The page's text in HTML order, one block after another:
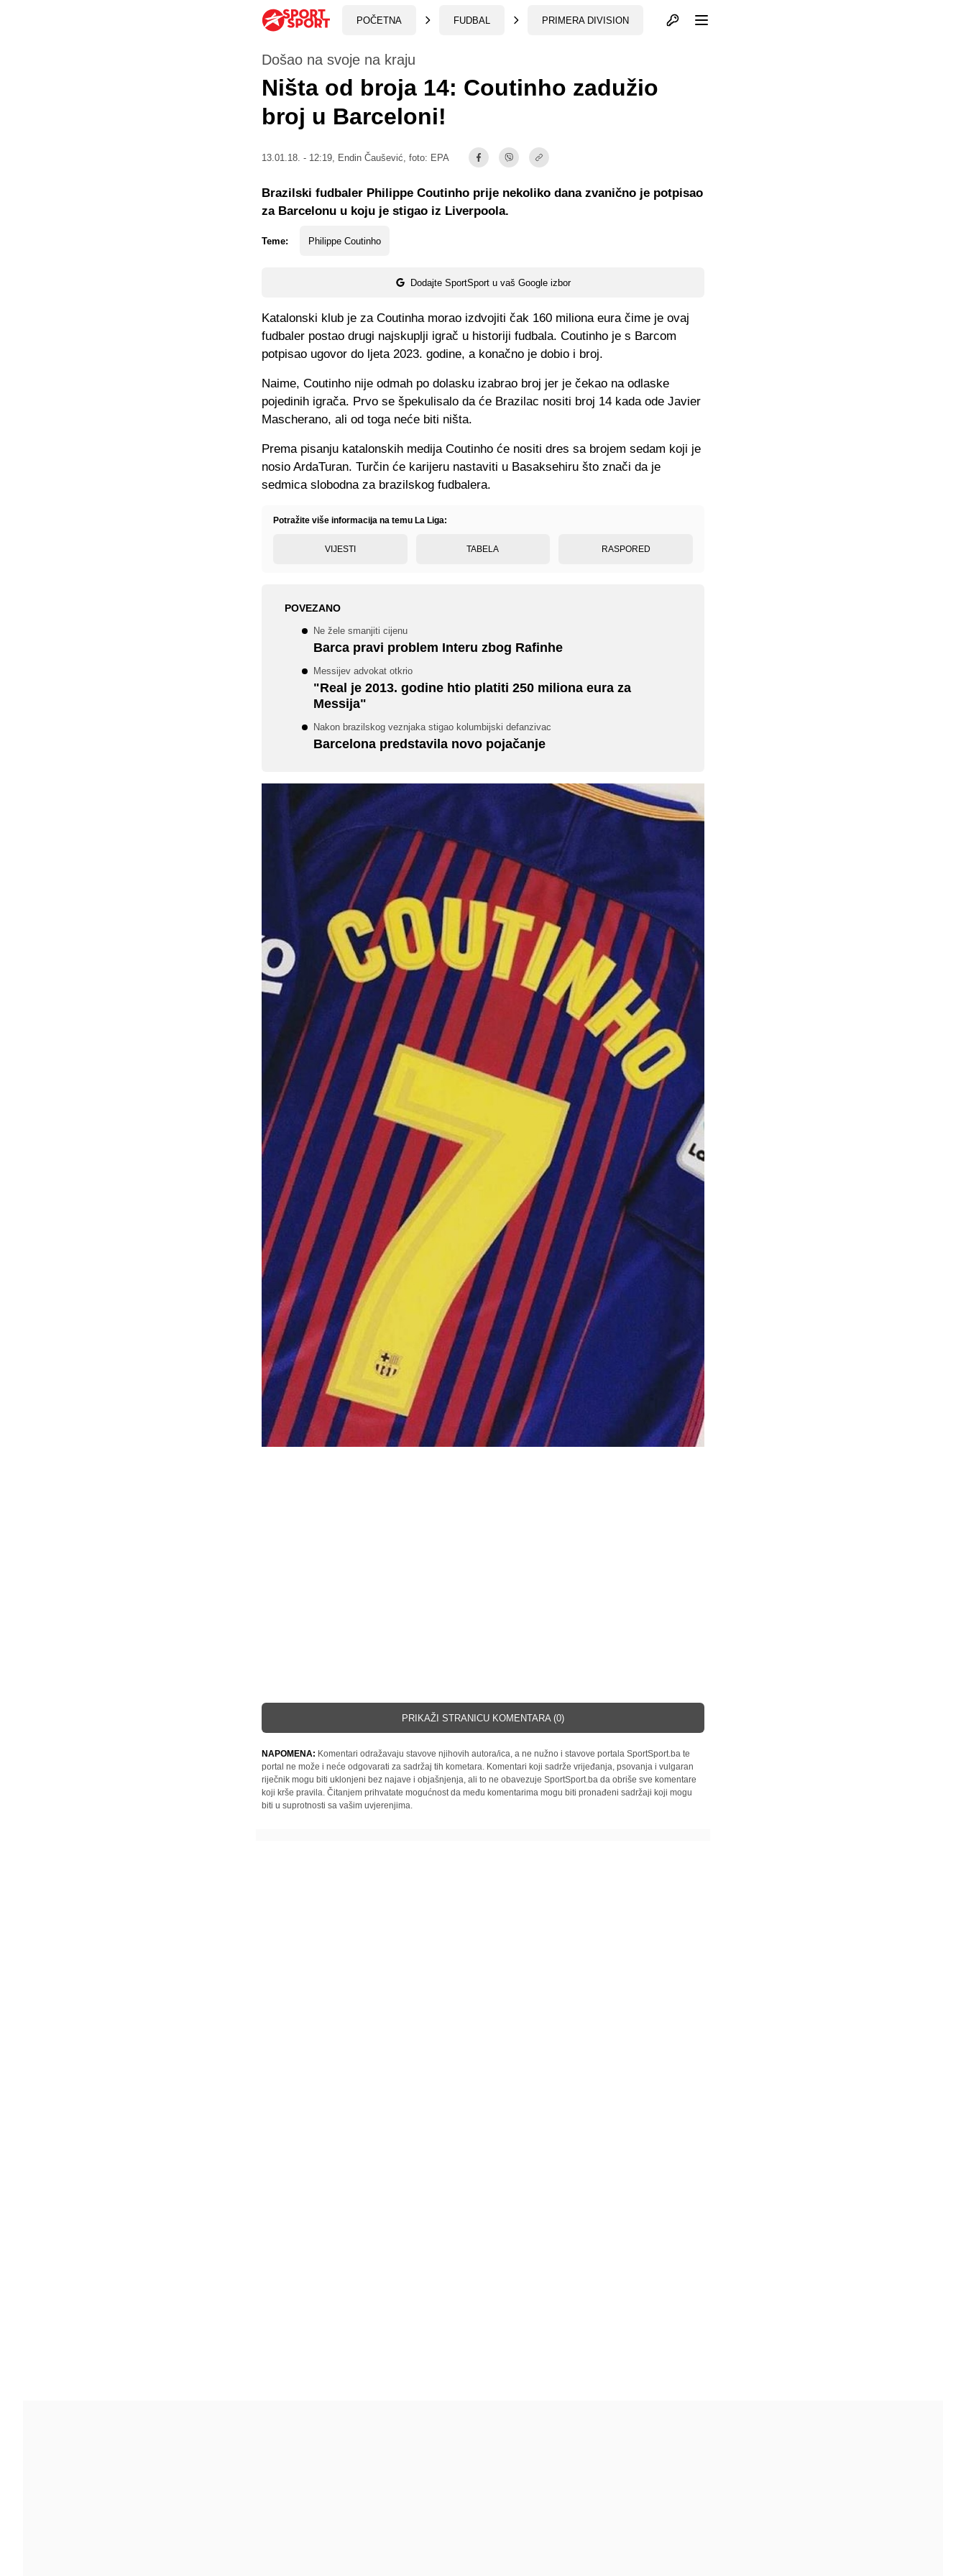
POČETNA FUDBAL PRIMERA DIVISION Otvori profil
Došao na svoje na kraju
Ništa od broja 14: Coutinho zadužio
broj u Barceloni!
13.01.18. - 12:19, Endin Čaušević , foto: EPA
Teme: Philippe Coutinho
Dodajte SportSport u vaš Google izbor
Brazilski fudbaler Philippe Coutinho prije nekoliko dana zvanično je potpisao
za Barcelonu u koju je stigao iz Liverpoola.
Katalonski klub je za Coutinha morao izdvojiti čak 160 miliona eura čime je ovaj
fudbaler postao drugi najskuplji igrač u historiji fudbala. Coutinho je s Barcom
potpisao ugovor do ljeta 2023. godine, a konačno je dobio i broj.
Naime, Coutinho nije odmah po dolasku izabrao broj jer je čekao na odlaske
pojedinih igrača. Prvo se špekulisalo da će Brazilac nositi broj 14 kada ode Javier
Mascherano, ali od toga neće biti ništa.
Prema pisanju katalonskih medija Coutinho će nositi dres sa brojem sedam koji je
nosio ArdaTuran. Turčin će karijeru nastaviti u Basaksehiru što znači da je
sedmica slobodna za brazilskog fudbalera.
Potražite više informacija na temu La Liga:
VIJESTI TABELA RASPORED
POVEZANO
Ne žele smanjiti cijenu
Barca pravi problem Interu zbog Rafinhe
Messijev advokat otkrio
"Real je 2013. godine htio platiti 250 miliona eura za
Messija"
Nakon brazilskog veznjaka stigao kolumbijski defanzivac
Barcelona predstavila novo pojačanje
PRIKAŽI STRANICU KOMENTARA (0)
NAPOMENA: Komentari odražavaju stavove njihovih autora/ica, a ne nužno i stavove portala SportSport.ba te
portal ne može i neće odgovarati za sadržaj tih kometara. Komentari koji sadrže vrijeđanja, psovanja i vulgaran
riječnik mogu biti uklonjeni bez najave i objašnjenja, ali to ne obavezuje SportSport.ba da obriše sve komentare
koji krše pravila. Čitanjem prihvatate mogućnost da među komentarima mogu biti pronađeni sadržaji koji mogu
biti u suprotnosti sa vašim uvjerenjima.